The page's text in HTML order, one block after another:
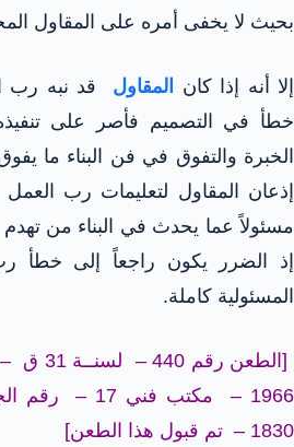
بحيث لا يخفى أمره على المقاول
إلا أنه إذا كان المقاول قد نبه رب
خطأ في التصميم فأصر على
الخبرة والتفوق في فن البناء ما
إذعان المقاول لتعليمات رب
مسئولاً عما يحدث في البناء من
إذ الضرر يكون راجعاً إلى خطأ
المسئولية كاملة.
1830 – تم قبول هذا الطعن]